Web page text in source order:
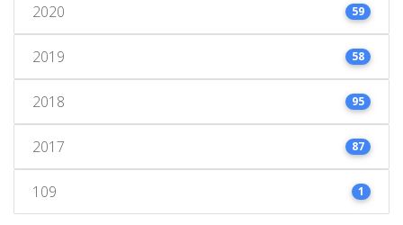
2020 59
2019 58
2018 95
2017 87
109 1